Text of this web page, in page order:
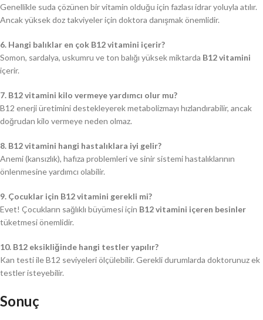
Genellikle suda çözünen bir vitamin olduğu için fazlası idrar yoluyla atılır.
Ancak yüksek doz takviyeler için doktora danışmak önemlidir.
6. Hangi balıklar en çok B12 vitamini içerir?
Somon, sardalya, uskumru ve ton balığı yüksek miktarda B12 vitamini
içerir.
7. B12 vitamini kilo vermeye yardımcı olur mu?
B12 enerji üretimini destekleyerek metabolizmayı hızlandırabilir, ancak
doğrudan kilo vermeye neden olmaz.
8. B12 vitamini hangi hastalıklara iyi gelir?
Anemi (kansızlık), hafıza problemleri ve sinir sistemi hastalıklarının
önlenmesine yardımcı olabilir.
9. Çocuklar için B12 vitamini gerekli mi?
Evet! Çocukların sağlıklı büyümesi için B12 vitamini içeren besinler
tüketmesi önemlidir.
10. B12 eksikliğinde hangi testler yapılır?
Kan testi ile B12 seviyeleri ölçülebilir. Gerekli durumlarda doktorunuz ek
testler isteyebilir.
Sonuç